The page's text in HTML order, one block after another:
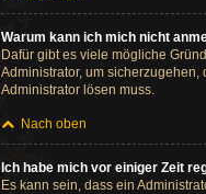
Warum kann ich mich nicht
Dafür gibt es viele mögliche
Administrator, um
Administrator lösen muss.
Nach oben
Ich habe mich vor einiger Zeit
Es kann sein, dass ein